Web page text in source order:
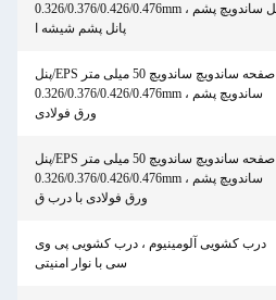
پنل ساندویچ پشم ، 0.326/0.376/0.426/0.476mm
پانل پشم شیشه ا
صفحه ساندویچ ساندویچ 50 میلی متر EPS/پنل
ساندویچ پشم ، 0.326/0.376/0.426/0.476mm
ورق فولادی
صفحه ساندویچ ساندویچ 50 میلی متر EPS/پنل
ساندویچ پشم ، 0.326/0.376/0.426/0.476mm
ورق فولادی با درب ق
درب کشویی آلومینیوم ، درب کشویی پی وی
سی با نوار امنیتی